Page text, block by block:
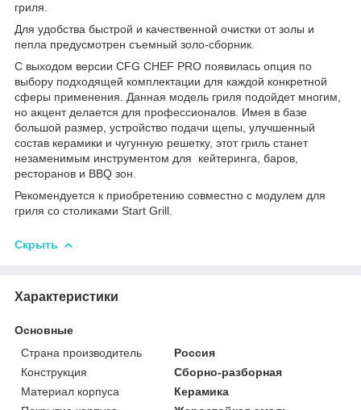
гриля.
Для удобства быстрой и качественной очистки от золы и
пепла предусмотрен съемный золо-сборник.
С выходом версии CFG CHEF PRO появилась опция по
выбору подходящей комплектации для каждой конкретной
сферы применения. Данная модель гриля подойдет многим,
но акцент делается для профессионалов. Имея в базе
большой размер, устройство подачи щепы, улучшенный
состав керамики и чугунную решетку, этот гриль станет
незаменимым инструментом для кейтеринга, баров,
ресторанов и BBQ зон.
Рекомендуется к приобретению совместно с модулем для
гриля со столиками Start Grill.
Скрыть
Характеристики
Основные
Страна производитель
Россия
Конструкция
Сборно-разборная
Материал корпуса
Керамика